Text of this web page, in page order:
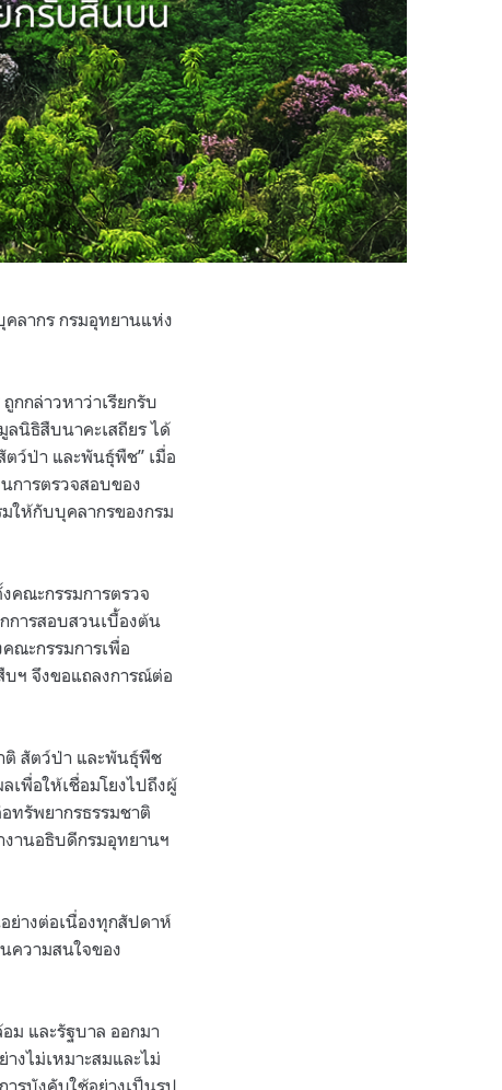
ลากร กรมอุทยานแห่ง
กล่าวหาว่าเรียกรับ
นิธิสืบนาคะเสถียร ได้
ว์ป่า และพันธุ์พืช” เมื่อ
การตรวจสอบของ
ให้กับบุคลากรของกรม
คณะกรรมการตรวจ
การสอบสวนเบื้องต้น
ณะกรรมการเพื่อ
ฯ จึงขอแถลงการณ์ต่อ
ติ สัตว์ป่า และพันธุ์พืช
เพื่อให้เชื่อมโยงไปถึงผู้
ทรัพยากรธรรมชาติ
านอธิบดีกรมอุทยานฯ
ย่างต่อเนื่องทุกสัปดาห์
ความสนใจของ
ม และรัฐบาล ออกมา
งไม่เหมาะสมและไม่